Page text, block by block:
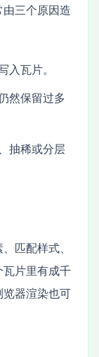
三个原因造
瓦片。
然保留过多
抽稀或分层
匹配样式、
片里有成千
器渲染也可